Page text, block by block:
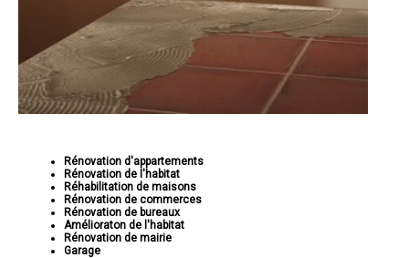
Rénovation d'appartements
Rénovation de l'habitat
Réhabilitation de maisons
Rénovation de commerces
Rénovation de bureaux
Amélioraton de l'habitat
Rénovation de mairie
Garage